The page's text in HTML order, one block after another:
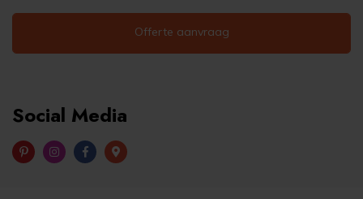
Offerte aanvraag
Social Media